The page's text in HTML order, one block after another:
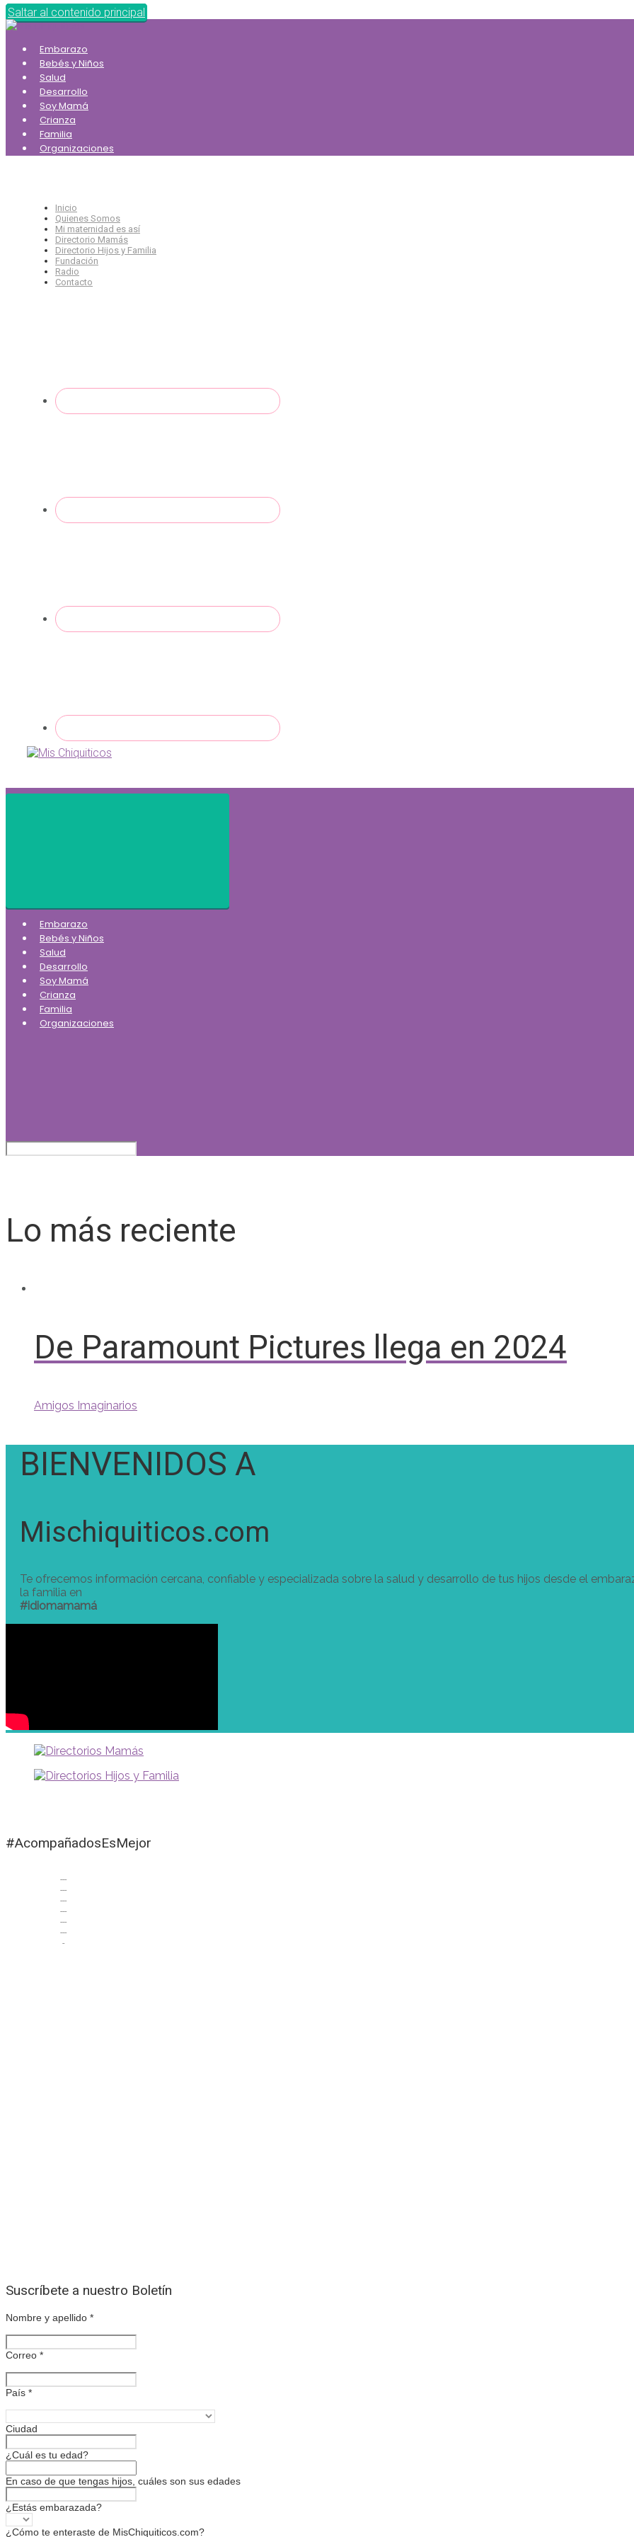
Saltar al contenido principal
Embarazo
Bebés y Niños
Salud
Desarrollo
Soy Mamá
Crianza
Familia
Organizaciones
Inicio
Quienes Somos
Mi maternidad es así
Directorio Mamás
Directorio Hijos y Familia
Fundación
Radio
Contacto
Embarazo
Bebés y Niños
Salud
Desarrollo
Soy Mamá
Crianza
Familia
Organizaciones
Lo más reciente
De Paramount Pictures llega en 2024
Amigos Imaginarios
BIENVENIDOS A
Mischiquiticos.com
Te ofrecemos información cercana, confiable y especializada sobre la salud y desarrollo de tus hijos desde el
la familia en
#idiomamamá
#AcompañadosEsMejor
Suscríbete a nuestro Boletín
Nombre y apellido *
Correo *
País *
Ciudad
¿Cuál es tu edad?
En caso de que tengas hijos, cuáles son sus edades
¿Estás embarazada?
¿Cómo te enteraste de MisChiquiticos.com?